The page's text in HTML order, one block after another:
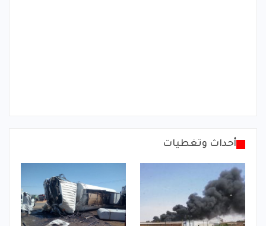
أحداث وتغطيات